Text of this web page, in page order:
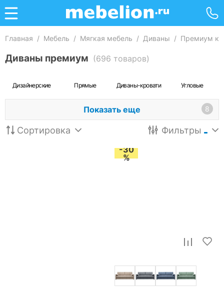
Главная / Мебель / Мягкая мебель / Диваны / Премиум
Диваны премиум (696 товаров)
Дизайнерские Прямые Диваны-кровати Угловые
Показать еще 8
Сортировка Фильтры
-30
%